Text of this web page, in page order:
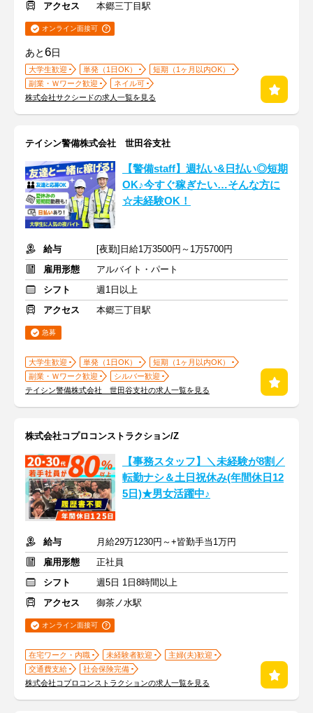
アクセス
本郷三丁目駅
オンライン面接可
あと6日
大学生歓迎 単発（1日OK）
短期（1ヶ月以内OK）
副業・Ｗワーク歓迎
ネイル可
株式会社サクシードの求人一覧を見る
テイシン警備株式会社 世田谷支社
【警備staff】週払い&日払い◎短期
OK♪今すぐ稼ぎたい…そんな方に
☆未経験OK！
給与
[夜勤]日給1万3500円～1万5700円
雇用形態
アルバイト・パート
シフト
週1日以上
アクセス
本郷三丁目駅
急募
大学生歓迎 単発（1日OK）
短期（1ヶ月以内OK）
副業・Ｗワーク歓迎
シルバー歓迎
テイシン警備株式会社 世田谷支社の求人一覧を見る
株式会社コプロコンストラクション/Z
【事務スタッフ】＼未経験が8割／
転勤ナシ＆土日祝休み(年間休日12
5日)★男女活躍中♪
給与
月給29万1230円～+皆勤手当1万円
雇用形態
正社員
シフト
週5日 1日8時間以上
アクセス
御茶ノ水駅
オンライン面接可
在宅ワーク・内職 未経験者歓迎
主婦(夫)歓迎
交通費支給
社会保険完備
株式会社コプロコンストラクションの求人一覧を見る